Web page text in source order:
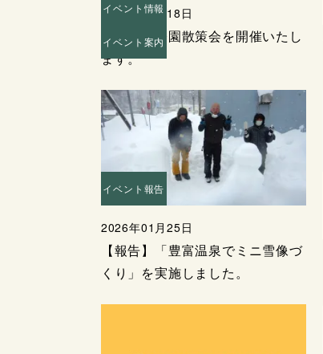
イベント情報
イベント案内
2026年07月18日
夏の自然公園散策会を開催いたし
ます。
イベント報告
2026年01月25日
【報告】「豊富温泉でミニ雪像づ
くり」を実施しました。